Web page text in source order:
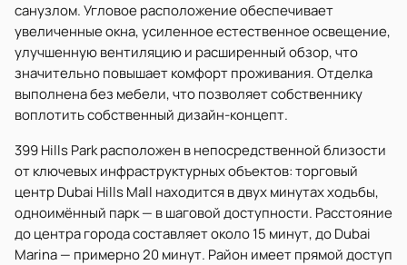
санузлом. Угловое расположение обеспечивает
увеличенные окна, усиленное естественное освещение,
улучшенную вентиляцию и расширенный обзор, что
значительно повышает комфорт проживания. Отделка
выполнена без мебели, что позволяет собственнику
воплотить собственный дизайн-концепт.
399 Hills Park расположен в непосредственной близости
от ключевых инфраструктурных объектов: торговый
центр Dubai Hills Mall находится в двух минутах ходьбы,
одноимённый парк — в шаговой доступности. Расстояние
до центра города составляет около 15 минут, до Dubai
Marina — примерно 20 минут. Район имеет прямой доступ